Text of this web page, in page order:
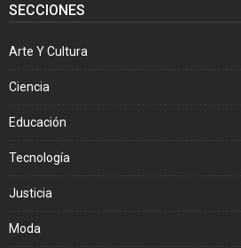
SECCIONES
Arte Y Cultura
Ciencia
Educación
Tecnología
Justicia
Moda